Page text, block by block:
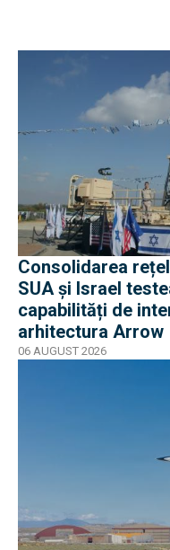
Consolidarea
SUA și Israel
capabilități de
arhitectura Arrow
06 AUGUST 2026